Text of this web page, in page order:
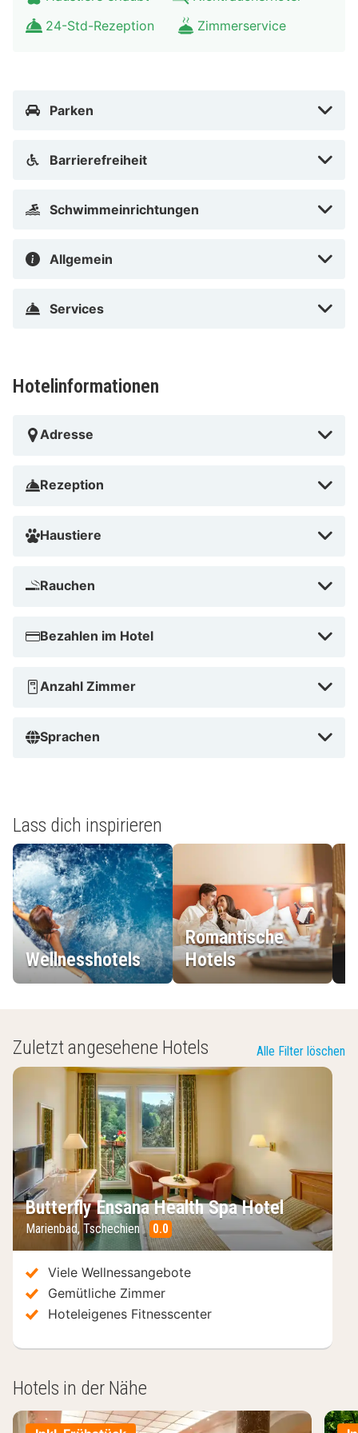
Restaurant Butterfly Ensana Health Spa
Hotel
vom Buffet des Butterfly Ensana Health Spa Hotels.
der Hotelbar mit einem Drink ausklingen.
Hotel
bietet dir zahlreiche Möglichkeiten, die Schönheit von
Kolonnaden und probiere das heilende Mineralwasser,
oder entdecke die nahegelegenen Sehenswürdigkeiten
wie das Goethe-Museum oder das Schloss Königswart.
24-Std-Rezeption
Zimmerservice
Parken
Barrierefreiheit
Schwimmeinrichtungen
Allgemein
Services
Hotelinformationen
Adresse
Rezeption
Haustiere
Rauchen
Bezahlen im Hotel
Anzahl Zimmer
Sprachen
Lass dich inspirieren
Wellnesshotels
Romantische
Hotels
Zuletzt angesehene Hotels Alle Filter löschen
Butterfly Ensana Health Spa Hotel
Marienbad, Tschechien 0.0
/10
Viele Wellnessangebote
Gemütliche Zimmer
Hoteleigenes Fitnesscenter
Hotels in der Nähe